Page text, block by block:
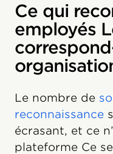
Ce qui
employés
Le nombre de
reconnaissance
écrasant, et ce
plateforme Ce